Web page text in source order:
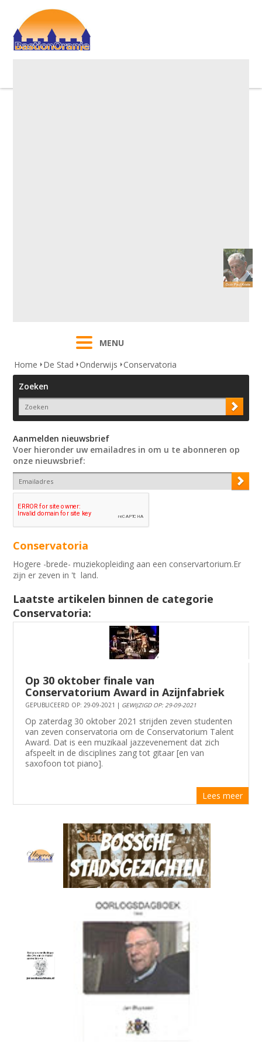
MENU
Home
De Stad Onderwijs
Conservatoria
Zoeken
Aanmelden nieuwsbrief
Voer hieronder uw emailadres in om u te abonneren op
onze nieuwsbrief:
Conservatoria
Hogere -brede- muziekopleiding aan een conservartorium.Er
zijn er zeven in 't land.
Laatste artikelen binnen de categorie
Conservatoria:
Op 30 oktober finale van
Conservatorium Award in Azijnfabriek
GEPUBLICEERD OP: 29-09-2021 | GEWIJZIGD OP: 29-09-2021
Op zaterdag 30 oktober 2021 strijden zeven studenten
van zeven conservatoria om de Conservatorium Talent
Award. Dat is een muzikaal jazzevenement dat zich
afspeelt in de disciplines zang tot gitaar [en van
saxofoon tot piano].
Lees meer